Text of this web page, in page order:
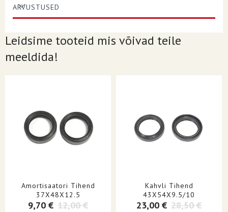
ARVUSTUSED
Leidsime tooteid mis võivad teile
meeldida!
Amortisaatori Tihend
37X48X12.5
9,70 € 12,00 €
Kahvli Tihend
43X54X9.5/10
23,00 € 28,50 €